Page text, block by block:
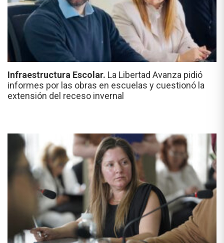
Infraestructura Escolar. La Libertad Avanza pidió
informes por las obras en escuelas y cuestionó la
extensión del receso invernal